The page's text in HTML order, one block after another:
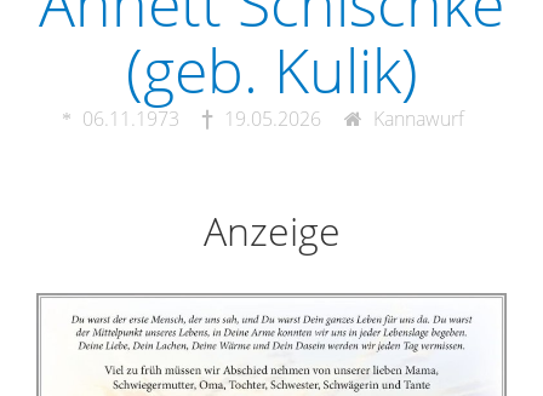
(geb. Kulik)
06.11.1973 19.05.2026 Kannawurf
Anzeige